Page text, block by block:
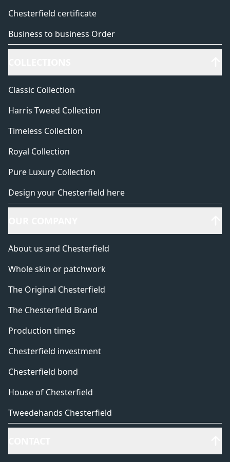
Chesterfield certificate
Business to business Order
Classic Collection
Harris Tweed Collection
Timeless Collection
Royal Collection
Pure Luxury Collection
Design your Chesterfield here
About us and Chesterfield
Whole skin or patchwork
The Original Chesterfield
The Chesterfield Brand
Production times
Chesterfield investment
Chesterfield bond
House of Chesterfield
Tweedehands Chesterfield